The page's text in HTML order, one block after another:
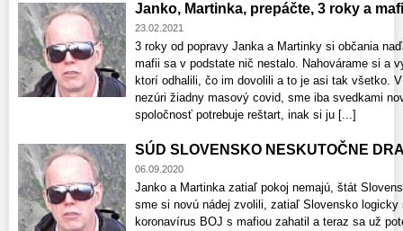
Janko, Martinka, prepáčte, 3 roky a
23.02.2021
3 roky od popravy Janka a Martinky si občania
mafii sa v podstate nič nestalo. Nahovárame si a
ktorí odhalili, čo im dovolili a to je asi tak všetko.
nezúri žiadny masový covid, sme iba svedkami
spoločnosť potrebuje reštart, inak si ju [...]
SÚD SLOVENSKO NESKUTOČNE
06.09.2020
Janko a Martinka zatiaľ pokoj nemajú, štát
sme si novú nádej zvolili, zatiaľ Slovensko logicky
koronavírus BOJ s mafiou zahatil a teraz sa už